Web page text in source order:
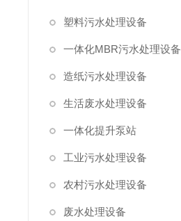
塑料污水处理设备
一体化MBR污水处理设备
造纸污水处理设备
生活废水处理设备
一体化提升泵站
工业污水处理设备
农村污水处理设备
废水处理设备